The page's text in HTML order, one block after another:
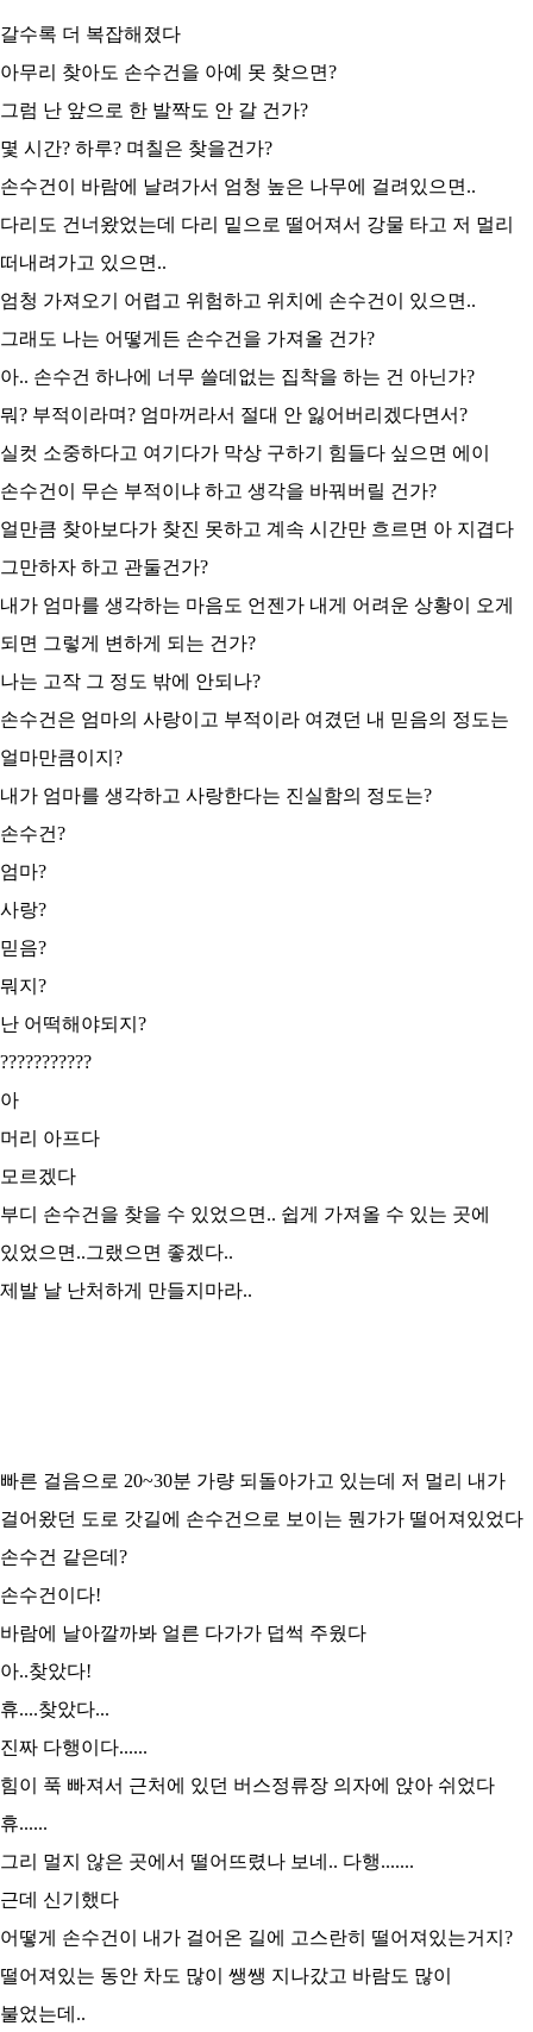
갈수록 더 복잡해졌다
아무리 찾아도 손수건을 아예 못 찾으면?
그럼 난 앞으로 한 발짝도 안 갈 건가?
몇 시간? 하루? 며칠은 찾을건가?
손수건이 바람에 날려가서 엄청 높은 나무에 걸려있으면..
다리도 건너왔었는데 다리 밑으로 떨어져서 강물 타고 저 멀리
떠내려가고 있으면..
엄청 가져오기 어렵고 위험하고 위치에 손수건이 있으면..
그래도 나는 어떻게든 손수건을 가져올 건가?
아.. 손수건 하나에 너무 쓸데없는 집착을 하는 건 아닌가?
뭐? 부적이라며? 엄마꺼라서 절대 안 잃어버리겠다면서?
실컷 소중하다고 여기다가 막상 구하기 힘들다 싶으면 에이
손수건이 무슨 부적이냐 하고 생각을 바꿔버릴 건가?
얼만큼 찾아보다가 찾진 못하고 계속 시간만 흐르면 아 지겹다
그만하자 하고 관둘건가?
내가 엄마를 생각하는 마음도 언젠가 내게 어려운 상황이 오게
되면 그렇게 변하게 되는 건가?
나는 고작 그 정도 밖에 안되나?
손수건은 엄마의 사랑이고 부적이라 여겼던 내 믿음의 정도는
얼마만큼이지?
내가 엄마를 생각하고 사랑한다는 진실함의 정도는?
손수건?
엄마?
사랑?
믿음?
뭐지?
난 어떡해야되지?
???????????
아
머리 아프다
모르겠다
부디 손수건을 찾을 수 있었으면.. 쉽게 가져올 수 있는 곳에
있었으면..그랬으면 좋겠다..
제발 날 난처하게 만들지마라..
빠른 걸음으로 20~30분 가량 되돌아가고 있는데 저 멀리 내가
걸어왔던 도로 갓길에 손수건으로 보이는 뭔가가 떨어져있었다
손수건 같은데?
손수건이다!
바람에 날아깔까봐 얼른 다가가 덥썩 주웠다
아..찾았다!
휴....찾았다...
진짜 다행이다......
힘이 푹 빠져서 근처에 있던 버스정류장 의자에 앉아 쉬었다
휴......
그리 멀지 않은 곳에서 떨어뜨렸나 보네.. 다행.......
근데 신기했다
어떻게 손수건이 내가 걸어온 길에 고스란히 떨어져있는거지?
떨어져있는 동안 차도 많이 쌩쌩 지나갔고 바람도 많이
불었는데..